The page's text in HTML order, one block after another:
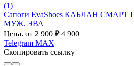
(1)
Сапоги EvaShoes КАБЛАН
МУЖ. ЭВА
Цена: от 2 900 ₽ 4 900
Telegram MAX
Скопировать ссылку